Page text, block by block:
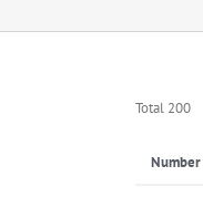
Total 200
Number